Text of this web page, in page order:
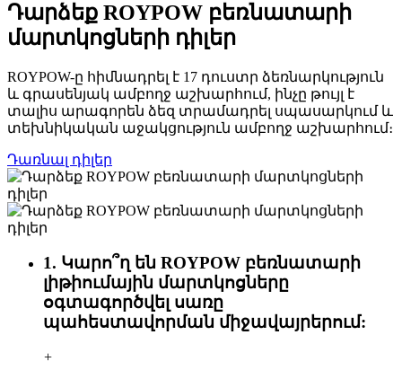
Դարձեք ROYPOW բեռնատարի
մարտկոցների դիլեր
ROYPOW-ը հիմնադրել է 17 դուստր ձեռնարկություն
և գրասենյակ ամբողջ աշխարհում, ինչը թույլ է
տալիս արագորեն ձեզ տրամադրել սպասարկում և
տեխնիկական աջակցություն ամբողջ աշխարհում։
Դառնալ դիլեր
1. Կարո՞ղ են ROYPOW բեռնատարի
լիթիումային մարտկոցները
օգտագործվել սառը
պահեստավորման միջավայրերում:
+